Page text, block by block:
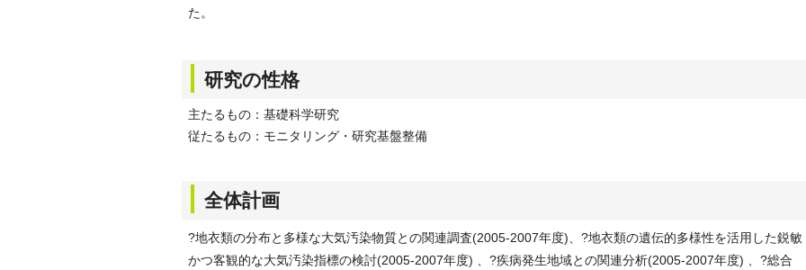
た。
研究の性格
主たるもの：基礎科学研究
従たるもの：モニタリング・研究基盤整備
全体計画
?地衣類の分布と多様な大気汚染物質との関連調査(2005-2007年度)、?地衣類の遺伝的多様性を活用した鋭敏
かつ客観的な大気汚染指標の検討(2005-2007年度) 、?疾病発生地域との関連分析(2005-2007年度) 、?総合